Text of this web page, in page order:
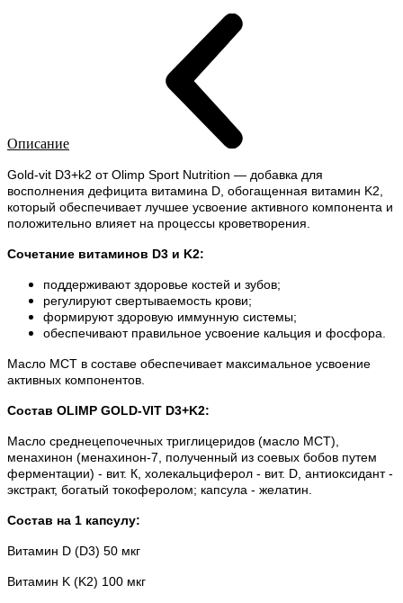
Описание
Gold-vit D3+k2 от Olimp Sport Nutrition — добавка для
восполнения дефицита витамина D, обогащенная витамин K2,
который обеспечивает лучшее усвоение активного компонента и
положительно влияет на процессы кроветворения.
Сочетание витаминов D3 и K2:
поддерживают здоровье костей и зубов;
регулируют свертываемость крови;
формируют здоровую иммунную системы;
обеспечивают правильное усвоение кальция и фосфора.
Масло MCT в составе обеспечивает максимальное усвоение
активных компонентов.
Состав OLIMP GOLD-VIT D3+K2:
Масло среднецепочечных триглицеридов (масло MCT),
менахинон (менахинон-7, полученный из соевых бобов путем
ферментации) - вит. К, холекальциферол - вит. D, антиоксидант -
экстракт, богатый токоферолом; капсула - желатин.
Состав на 1 капсулу:
Витамин D (D3) 50 мкг
Витамин K (K2) 100 мкг